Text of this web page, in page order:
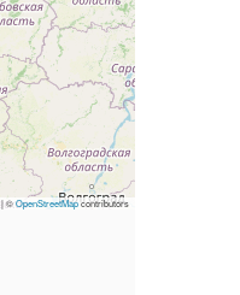
|©OpenStreetMapcontributors